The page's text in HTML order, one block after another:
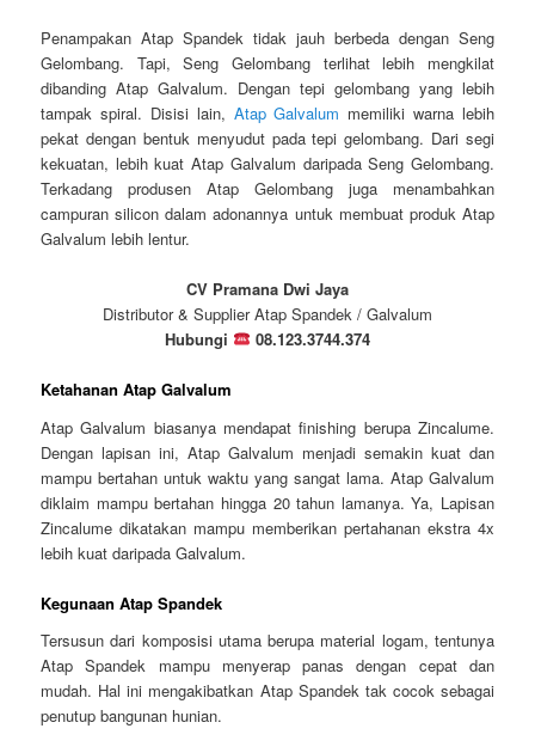
Penampakan Atap Spandek tidak jauh berbeda dengan Seng
Gelombang. Tapi, Seng Gelombang terlihat lebih mengkilat
dibanding Atap Galvalum. Dengan tepi gelombang yang lebih
tampak spiral. Disisi lain, Atap Galvalum memiliki warna lebih
pekat dengan bentuk menyudut pada tepi gelombang. Dari segi
kekuatan, lebih kuat Atap Galvalum daripada Seng Gelombang.
Terkadang produsen Atap Gelombang juga menambahkan
campuran silicon dalam adonannya untuk membuat produk Atap
Galvalum lebih lentur.
CV Pramana Dwi Jaya
Distributor & Supplier Atap Spandek / Galvalum
Hubungi
08.123.3744.374
Ketahanan Atap Galvalum
Atap Galvalum biasanya mendapat finishing berupa Zincalume.
Dengan lapisan ini, Atap Galvalum menjadi semakin kuat dan
mampu bertahan untuk waktu yang sangat lama. Atap Galvalum
diklaim mampu bertahan hingga 20 tahun lamanya. Ya, Lapisan
Zincalume dikatakan mampu memberikan pertahanan ekstra 4x
lebih kuat daripada Galvalum.
Kegunaan Atap Spandek
Tersusun dari komposisi utama berupa material logam, tentunya
Atap Spandek mampu menyerap panas dengan cepat dan
mudah. Hal ini mengakibatkan Atap Spandek tak cocok sebagai
penutup bangunan hunian.